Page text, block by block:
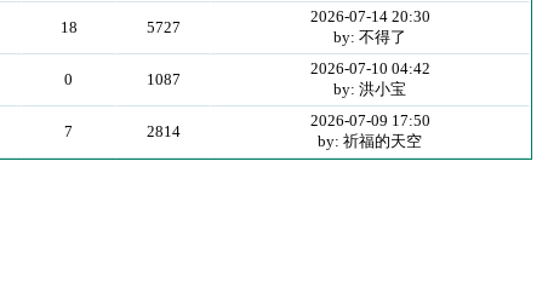
18 5727
2026-07-14 20:30
by: 不得了
0 1087
2026-07-10 04:42
by: 洪小宝
7 2814
2026-07-09 17:50
by: 祈福的天空